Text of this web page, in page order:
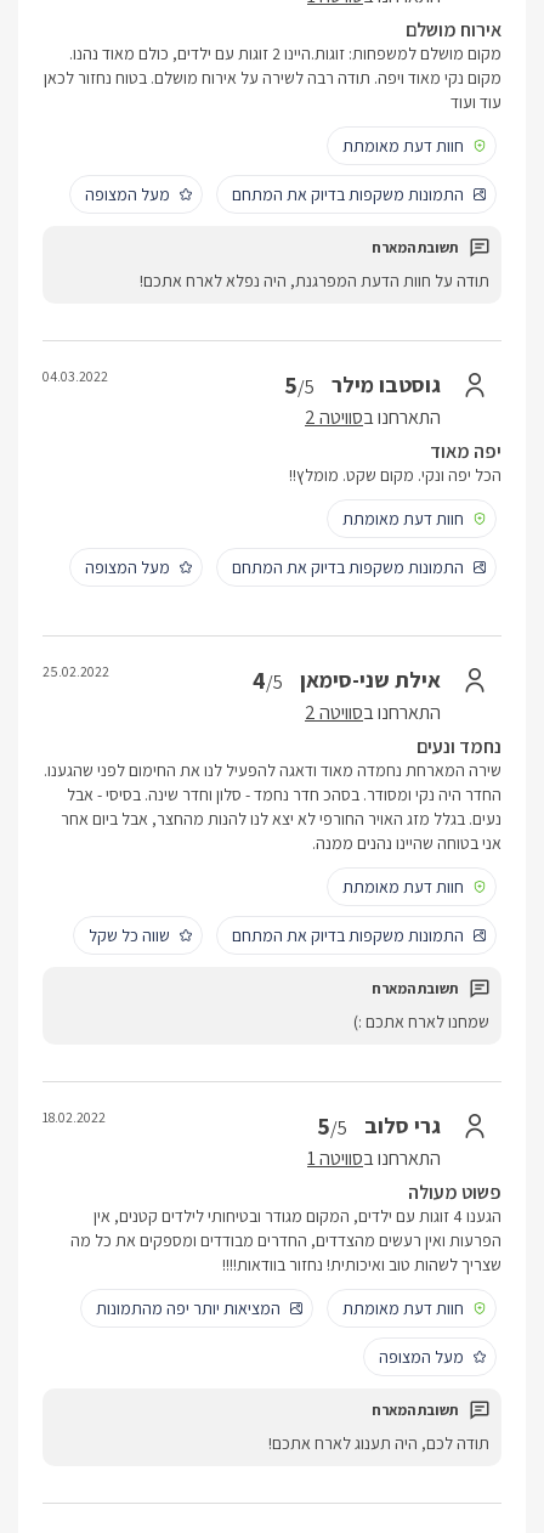
אירוח מושלם
מקום מושלם למשפחות: זוגות.היינו 2 זוגות עם ילדים, כולם מאוד נהנו.
מקום נקי מאוד ויפה. תודה רבה לשירה על אירוח מושלם. בטוח נחזור לכאן
עוד ועוד
חוות דעת מאומתת
התמונות משקפות בדיוק את המתחם מעל המצופה
תודה על חוות הדעת המפרגנת, היה נפלא לארח אתכם!
גוסטבו מילר 5/5
התארחנו בסוויטה 2
04.03.2022
יפה מאוד
הכל יפה ונקי. מקום שקט. מומלץ!!
חוות דעת מאומתת
התמונות משקפות בדיוק את המתחם מעל המצופה
אילת שני-סימאן 4/5
התארחנו בסוויטה 2
25.02.2022
נחמד ונעים
שירה המארחת נחמדה מאוד ודאגה להפעיל לנו את החימום לפני שהגענו.
החדר היה נקי ומסודר. בסהכ חדר נחמד - סלון וחדר שינה. בסיסי - אבל
נעים. בגלל מזג האויר החורפי לא יצא לנו להנות מהחצר, אבל ביום אחר
אני בטוחה שהיינו נהנים ממנה.
חוות דעת מאומתת
התמונות משקפות בדיוק את המתחם שווה כל שקל
שמחנו לארח אתכם :)
גרי סלוב 5/5
התארחנו בסוויטה 1
18.02.2022
פשוט מעולה
הגענו 4 זוגות עם ילדים, המקום מגודר ובטיחותי לילדים קטנים, אין
הפרעות ואין רעשים מהצדדים, החדרים מבודדים ומספקים את כל מה
שצריך לשהות טוב ואיכותית! נחזור בוודאות!!!!
חוות דעת מאומתת
המציאות יותר יפה מהתמונות
מעל המצופה
תודה לכם, היה תענוג לארח אתכם!